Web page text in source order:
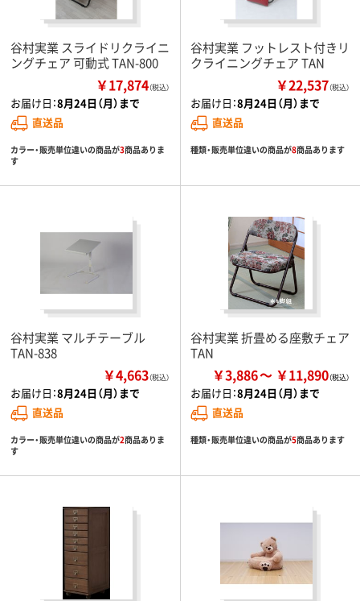
谷村実業 スライドリクライニ
ングチェア 可動式 TAN-800
￥17,874（税込）
お届け日：8月24日（月）まで
直送品
カラー・販売単位違いの商品が3商品ありま
す
谷村実業 フットレスト付きリ
クライニングチェア TAN
￥22,537（税込）
お届け日：8月24日（月）まで
直送品
種類・販売単位違いの商品が8商品あります
谷村実業 マルチテーブル
TAN-838
￥4,663（税込）
お届け日：8月24日（月）まで
直送品
カラー・販売単位違いの商品が2商品ありま
す
谷村実業 折畳める座敷チェア
TAN
￥3,886 ￥11,890
お届け日：8月24日（月）まで
直送品
種類・販売単位違いの商品が5商品あります